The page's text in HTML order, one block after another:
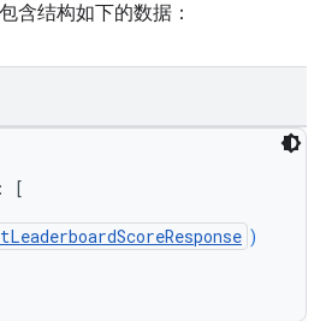
含结构如下的数据：
:
[
)